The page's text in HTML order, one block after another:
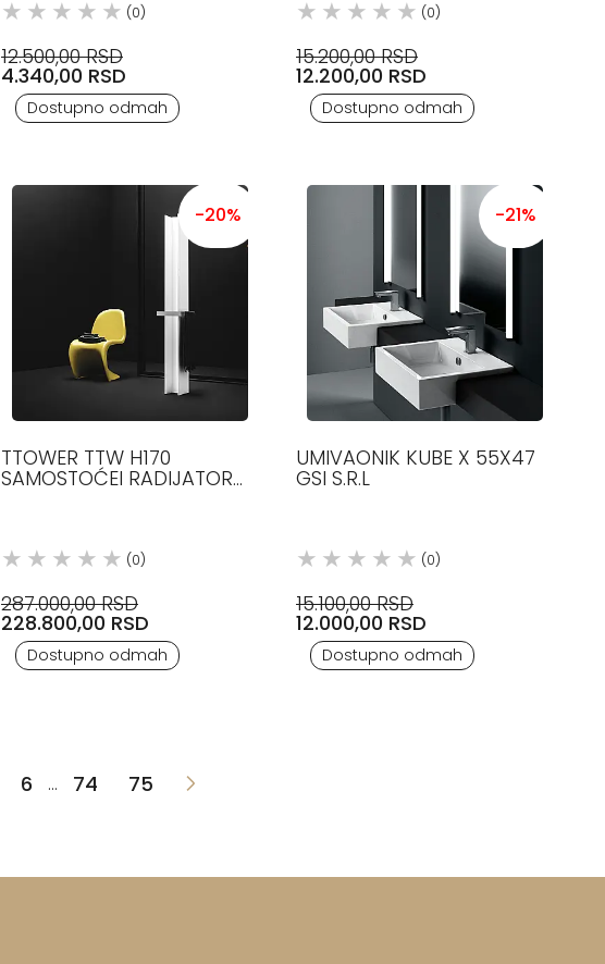
(0)
12.500,00 RSD
4.340,00 RSD
Dostupno odmah
(0)
15.200,00 RSD
12.200,00 RSD
Dostupno odmah
-20%
TTOWER TTW H170
SAMOSTOĆEI RADIJATOR
(0)
287.000,00 RSD
228.800,00 RSD
Dostupno odmah
-21%
UMIVAONIK KUBE X 55X47
GSI S.R.L
(0)
15.100,00 RSD
12.000,00 RSD
Dostupno odmah
6 ... 74 75